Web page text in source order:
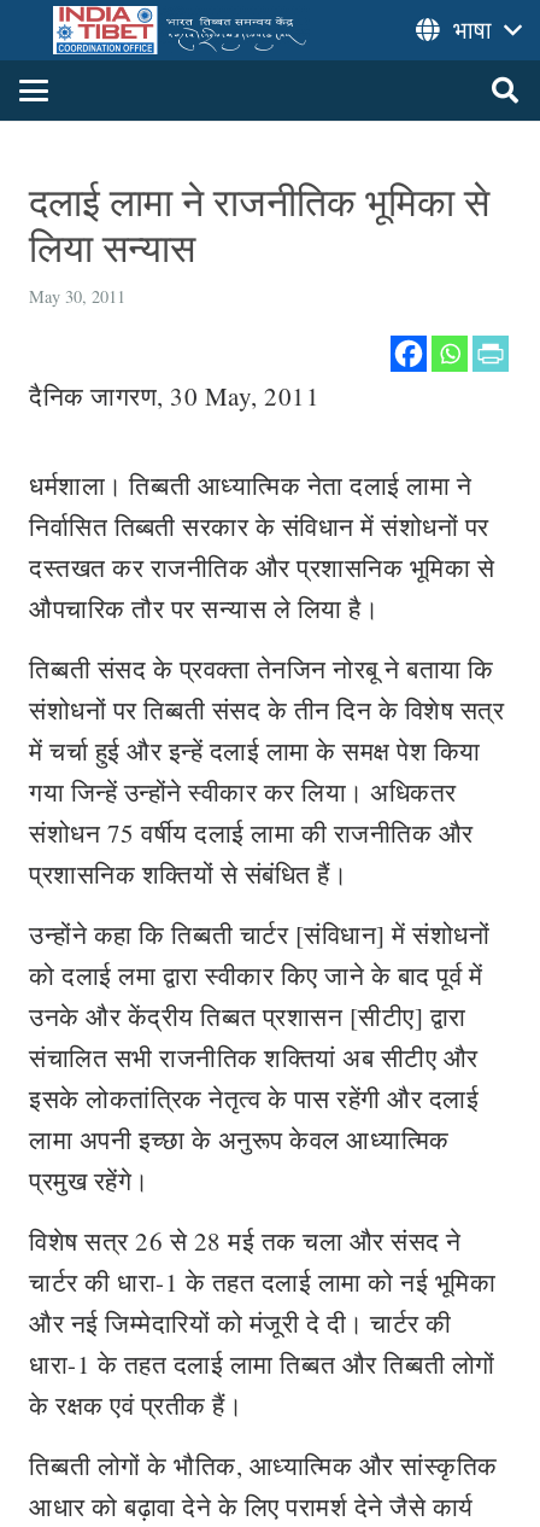
भाषा
दलाई लामा ने राजनीतिक भूमिका से
लिया सन्यास
May 30, 2011
दैनिक जागरण, 30 May, 2011
धर्मशाला। तिब्बती आध्यात्मिक नेता दलाई लामा ने
निर्वासित तिब्बती सरकार के संविधान में संशोधनों पर
दस्तखत कर राजनीतिक और प्रशासनिक भूमिका से
औपचारिक तौर पर सन्यास ले लिया है।
तिब्बती संसद के प्रवक्ता तेनजिन नोरबू ने बताया कि
संशोधनों पर तिब्बती संसद के तीन दिन के विशेष सत्र
में चर्चा हुई और इन्हें दलाई लामा के समक्ष पेश किया
गया जिन्हें उन्होंने स्वीकार कर लिया। अधिकतर
संशोधन 75 वर्षीय दलाई लामा की राजनीतिक और
प्रशासनिक शक्तियों से संबंधित हैं।
उन्होंने कहा कि तिब्बती चार्टर [संविधान] में संशोधनों
को दलाई लमा द्वारा स्वीकार किए जाने के बाद पूर्व में
उनके और केंद्रीय तिब्बत प्रशासन [सीटीए] द्वारा
संचालित सभी राजनीतिक शक्तियां अब सीटीए और
इसके लोकतांत्रिक नेतृत्व के पास रहेंगी और दलाई
लामा अपनी इच्छा के अनुरूप केवल आध्यात्मिक
प्रमुख रहेंगे।
विशेष सत्र 26 से 28 मई तक चला और संसद ने
चार्टर की धारा-1 के तहत दलाई लामा को नई भूमिका
और नई जिम्मेदारियों को मंजूरी दे दी। चार्टर की
धारा-1 के तहत दलाई लामा तिब्बत और तिब्बती लोगों
के रक्षक एवं प्रतीक हैं।
तिब्बती लोगों के भौतिक, आध्यात्मिक और सांस्कृतिक
आधार को बढ़ावा देने के लिए परामर्श देने जैसे कार्य